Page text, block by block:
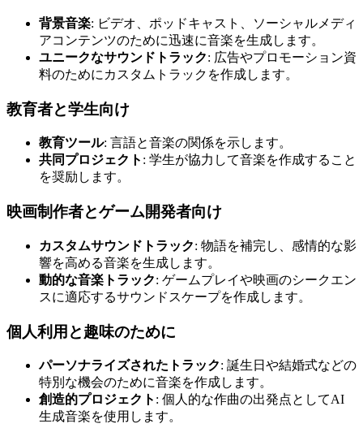
背景音楽: ビデオ、ポッドキャスト、ソーシャルメディ
アコンテンツのために迅速に音楽を生成します。
ユニークなサウンドトラック: 広告やプロモーション資
料のためにカスタムトラックを作成します。
教育者と学生向け
教育ツール: 言語と音楽の関係を示します。
共同プロジェクト : 学生が協力して音楽を作成すること
を奨励します。
映画制作者とゲーム開発者向け
カスタムサウンドトラック: 物語を補完し、感情的な影
響を高める音楽を生成します。
動的な音楽トラック: ゲームプレイや映画のシークエン
スに適応するサウンドスケープを作成します。
個人利用と趣味のために
パーソナライズされたトラック: 誕生日や結婚式などの
特別な機会のために音楽を作成します。
創造的プロジェクト : 個人的な作曲の出発点としてAI
生成音楽を使用します。